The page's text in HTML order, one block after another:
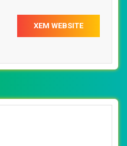
XEM WEBSITE